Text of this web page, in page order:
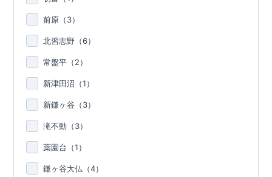
前原（3）
北習志野（6）
常盤平（2）
新津田沼（1）
新鎌ヶ谷（3）
滝不動（3）
薬園台（1）
鎌ヶ谷大仏（4）